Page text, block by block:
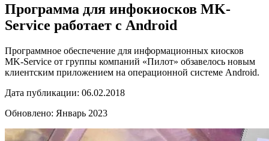
Программа для инфокиосков MK-
Service работает с Android
Программное обеспечение для информационных киосков
MK-Service от группы компаний «Пилот» обзавелось новым
клиентским приложением на операционной системе Android.
Дата публикации: 06.02.2018
Обновлено: Январь 2023